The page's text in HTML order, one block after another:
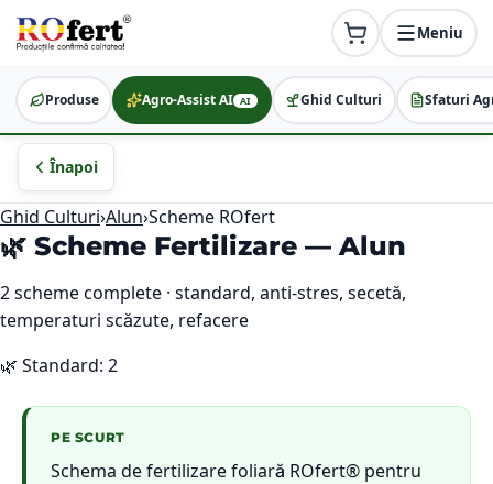
Meniu
Produse Agro-Assist AI AI Ghid Culturi Sfaturi
Înapoi
Ghid Culturi›Alun›Scheme ROfert
🌿 Scheme Fertilizare —Alun
2scheme complete · standard, anti-stres, secetă,
temperaturi scăzute, refacere
🌿 Standard: 2
PE SCURT
Schema de fertilizare foliară ROfert® pentru